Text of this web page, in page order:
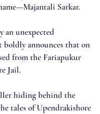
Sarkar.
an unexpected
boldly announces that on
from the Fariapukur
Jail.
hiding behind the
tales of Upendrakishore